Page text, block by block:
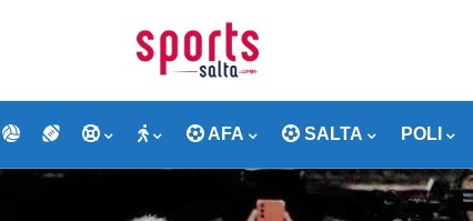
AFA SALTA POLI